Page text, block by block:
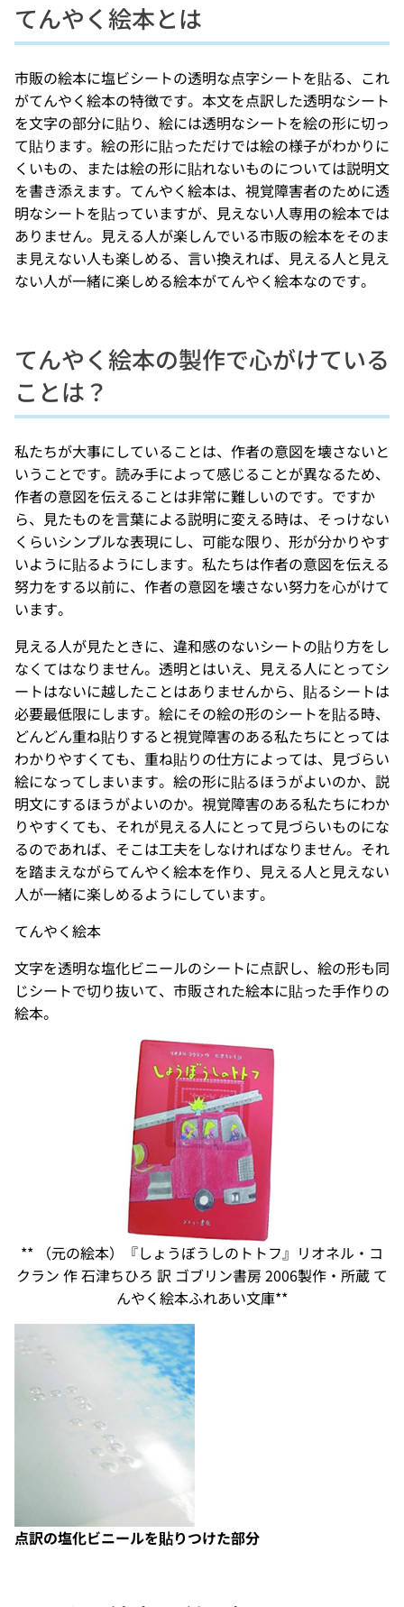
てんやく絵本とは
市販の絵本に塩ビシートの透明な点字シートを貼る、これ
がてんやく絵本の特徴です。本文を点訳した透明なシート
を文字の部分に貼り、絵には透明なシートを絵の形に切っ
て貼ります。絵の形に貼っただけでは絵の様子がわかりに
くいもの、または絵の形に貼れないものについては説明文
を書き添えます。てんやく絵本は、視覚障害者のために透
明なシートを貼っていますが、見えない人専用の絵本では
ありません。見える人が楽しんでいる市販の絵本をそのま
ま見えない人も楽しめる、言い換えれば、見える人と見え
ない人が一緒に楽しめる絵本がてんやく絵本なのです。
てんやく絵本の製作で心がけている
ことは？
私たちが大事にしていることは、作者の意図を壊さないと
いうことです。読み手によって感じることが異なるため、
作者の意図を伝えることは非常に難しいのです。ですか
ら、見たものを言葉による説明に変える時は、そっけない
くらいシンプルな表現にし、可能な限り、形が分かりやす
いように貼るようにします。私たちは作者の意図を伝える
努力をする以前に、作者の意図を壊さない努力を心がけて
います。
見える人が見たときに、違和感のないシートの貼り方をし
なくてはなりません。透明とはいえ、見える人にとってシ
ートはないに越したことはありませんから、貼るシートは
必要最低限にします。絵にその絵の形のシートを貼る時、
どんどん重ね貼りすると視覚障害のある私たちにとっては
わかりやすくても、重ね貼りの仕方によっては、見づらい
絵になってしまいます。絵の形に貼るほうがよいのか、説
明文にするほうがよいのか。視覚障害のある私たちにわか
りやすくても、それが見える人にとって見づらいものにな
るのであれば、そこは工夫をしなければなりません。それ
を踏まえながらてんやく絵本を作り、見える人と見えない
人が一緒に楽しめるようにしています。
てんやく絵本
文字を透明な塩化ビニールのシートに点訳し、絵の形も同
じシートで切り抜いて、市販された絵本に貼った手作りの
絵本。
** （元の絵本）『しょうぼうしのトトフ』リオネル・コ
クラン 作 石津ちひろ 訳 ゴブリン書房 2006製作・所蔵 て
んやく絵本ふれあい文庫**
点訳の塩化ビニールを貼りつけた部分